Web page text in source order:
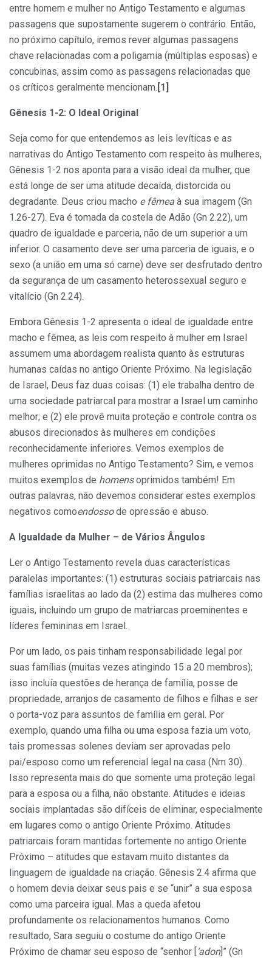
entre homem e mulher no Antigo Testamento e algumas
passagens que supostamente sugerem o contrário. Então,
no próximo capítulo, iremos rever algumas passagens
chave relacionadas com a poligamia (múltiplas esposas) e
concubinas, assim como as passagens relacionadas que
os críticos geralmente mencionam. [1]
Gênesis 1-2: O Ideal Original
Seja como for que entendemos as leis levíticas e as
narrativas do Antigo Testamento com respeito às mulheres,
Gênesis 1-2 nos aponta para a visão ideal da mulher, que
está longe de ser uma atitude decaída, distorcida ou
degradante. Deus criou macho e fêmea à sua imagem (Gn
1.26-27). Eva é tomada da costela de Adão (Gn 2.22), um
quadro de igualdade e parceria, não de um superior a um
inferior. O casamento deve ser uma parceria de iguais, e o
sexo (a união em uma só carne) deve ser desfrutado dentro
da segurança de um casamento heterossexual seguro e
vitalício (Gn 2.24).
Embora Gênesis 1-2 apresenta o ideal de igualdade entre
macho e fêmea, as leis com respeito à mulher em Israel
assumem uma abordagem realista quanto às estruturas
humanas caídas no antigo Oriente Próximo. Na legislação
de Israel, Deus faz duas coisas: (1) ele trabalha dentro de
uma sociedade patriarcal para mostrar a Israel um caminho
melhor; e (2) ele provê muita proteção e controle contra os
abusos direcionados às mulheres em condições
reconhecidamente inferiores. Vemos exemplos de
mulheres oprimidas no Antigo Testamento? Sim, e vemos
muitos exemplos de homensoprimidos também! Em
outras palavras, não devemos considerar estes exemplos
negativos comoendossode opressão e abuso.
A Igualdade da Mulher – de Vários Ângulos
Ler o Antigo Testamento revela duas características
paralelas importantes: (1) estruturas sociais patriarcais nas
famílias israelitas ao lado da (2) estima das mulheres como
iguais, incluindo um grupo de matriarcas proeminentes e
líderes femininas em Israel.
Por um lado, os pais tinham responsabilidade legal por
suas famílias (muitas vezes atingindo 15 a 20 membros);
isso incluía questões de herança de família, posse de
propriedade, arranjos de casamento de filhos e filhas e ser
o porta-voz para assuntos de família em geral. Por
exemplo, quando uma filha ou uma esposa fazia um voto,
tais promessas solenes deviam ser aprovadas pelo
pai/esposo como um referencial legal na casa (Nm 30).
Isso representa mais do que somente uma proteção legal
para a esposa ou a filha, não obstante. Atitudes e ideias
sociais implantadas são difíceis de eliminar, especialmente
em lugares como o antigo Oriente Próximo. Atitudes
patriarcais foram mantidas fortemente no antigo Oriente
Próximo – atitudes que estavam muito distantes da
linguagem de igualdade na criação. Gênesis 2.4 afirma que
o homem devia deixar seus pais e se “unir” a sua esposa
como uma parceira igual. Mas a queda afetou
profundamente os relacionamentos humanos. Como
resultado, Sara seguiu o costume do antigo Oriente
Próximo de chamar seu esposo de “senhor [ ‘adon]” (Gn